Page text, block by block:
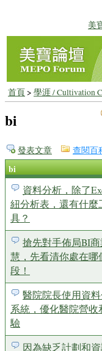
美
首頁> 學涯 / Cultivation
bi
發表文章 查閱百
bi
資料分析，除了
紐分析表，還有什麼
具？
搶先對手佈局BI
慧，先看清你處在哪
段！
醫院院長使用資
系統，優化醫院營收
驗
因為缺乏計劃和